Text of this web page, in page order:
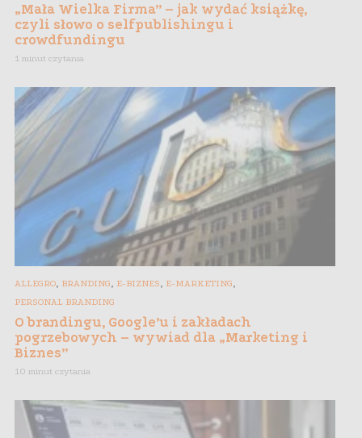
„Mała Wielka Firma” – jak wydać książkę,
czyli słowo o selfpublishingu i
crowdfundingu
1 minut czytania
ALLEGRO, BRANDING, E-BIZNES, E-MARKETING,
PERSONAL BRANDING
O brandingu, Google’u i zakładach
pogrzebowych – wywiad dla „Marketing i
Biznes”
10 minut czytania